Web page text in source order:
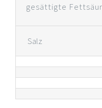
gesättigte
Salz